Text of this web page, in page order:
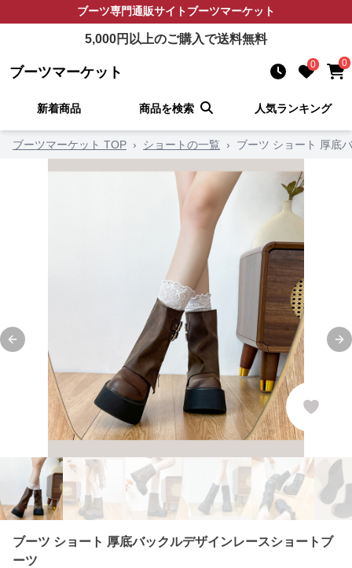
ブーツ専門通販サイトブーツマーケット
5,000円以上のご購入で送料無料
ブーツマーケット 0 0
新着商品 商品を検索 人気ランキング
ブーツマーケット TOP › ショートの一覧 › ブーツ ショート 厚底
Previous slide
ブーツ ショート 厚底バックルデザインレースショートブ
ーツ